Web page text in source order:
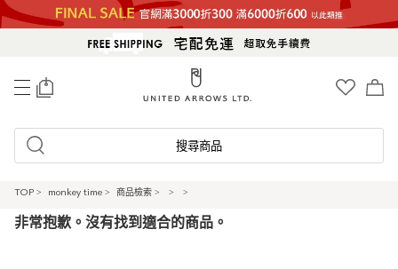
搜尋商品
TOP > monkey time > 商品檢索 > > >
非常抱歉。沒有找到適合的商品。